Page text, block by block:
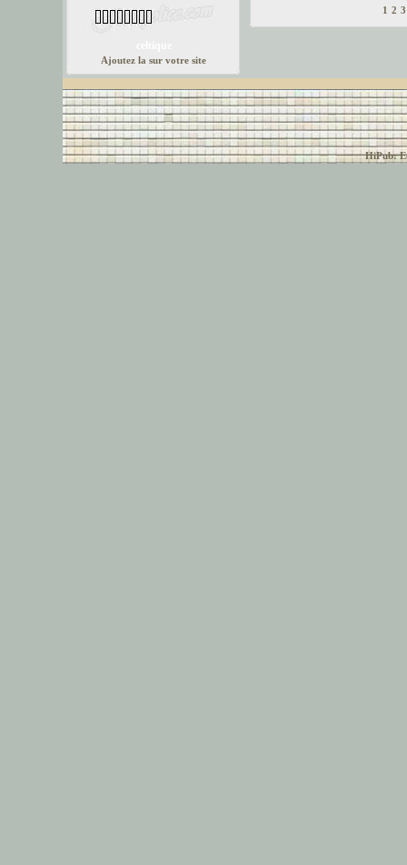
Ajoutez la sur votre site
1 2 3
HiPub: